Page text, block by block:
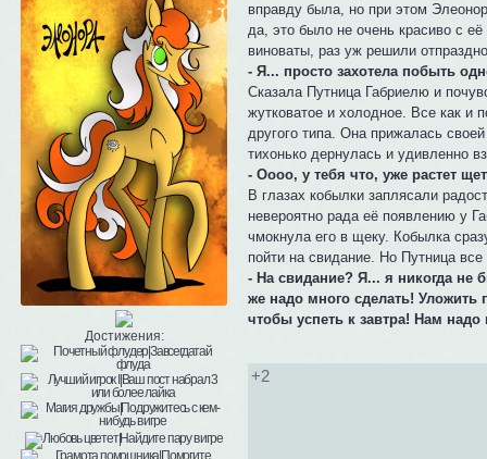
Достижения:
вправду была, но при этом
да, это было не очень красиво с
виноваты, раз уж решили
- Я... просто захотела побыть
Сказала Путница Габриелю и
жутковатое и холодное. Все как и
другого типа. Она прижалась
тихонько дернулась и удивленно
- Оооо, у тебя что, уже растет
В глазах кобылки заплясали
невероятно рада её появлению у
чмокнула его в щеку. Кобылка
пойти на свидание. Но Путница
- На свидание? Я... я никогда
же надо много сделать! Уложить
чтобы успеть к завтра! Нам
+2